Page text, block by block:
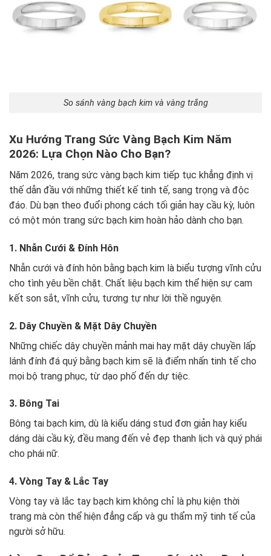
So sánh vàng bạch kim và vàng trắng
Xu Hướng Trang Sức Vàng Bạch Kim Năm
2026: Lựa Chọn Nào Cho Bạn?
Năm 2026, trang sức vàng bạch kim tiếp tục khẳng định vị
thế dẫn đầu với những thiết kế tinh tế, sang trọng và độc
đáo. Dù bạn theo đuổi phong cách tối giản hay cầu kỳ, luôn
có một món trang sức bạch kim hoàn hảo dành cho bạn.
1. Nhẫn Cưới & Đính Hôn
Nhẫn cưới và đính hôn bằng bạch kim là biểu tượng vĩnh cửu
cho tình yêu bền chặt. Chất liệu bạch kim thể hiện sự cam
kết son sắt, vĩnh cửu, tương tự như lời thề nguyện.
2. Dây Chuyền & Mặt Dây Chuyền
Những chiếc dây chuyền mảnh mai hay mặt dây chuyền lấp
lánh đính đá quý bằng bạch kim sẽ là điểm nhấn tinh tế cho
mọi bộ trang phục, từ dạo phố đến dự tiệc.
3. Bông Tai
Bông tai bạch kim, dù là kiểu dáng stud đơn giản hay kiểu
dáng dài cầu kỳ, đều mang đến vẻ đẹp thanh lịch và quý phái
cho phái nữ.
4. Vòng Tay & Lắc Tay
Vòng tay và lắc tay bạch kim không chỉ là phụ kiện thời
trang mà còn thể hiện đẳng cấp và gu thẩm mỹ tinh tế của
người sở hữu.